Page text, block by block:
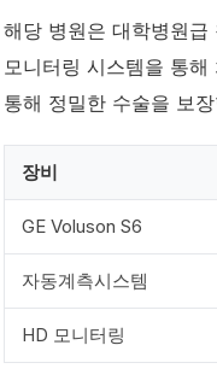
해당 병원은 대학병원
모니터링 시스템을 통
통해 정밀한 수술을 보
장비
GE Voluson S6
자동계측시스템
HD 모니터링